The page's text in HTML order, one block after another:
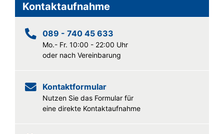
Kontaktaufnahme
089 - 740 45 633
Mo.- Fr. 10:00 - 22:00 Uhr
oder nach Vereinbarung
Kontaktformular
Nutzen Sie das Formular für
eine direkte Kontaktaufnahme